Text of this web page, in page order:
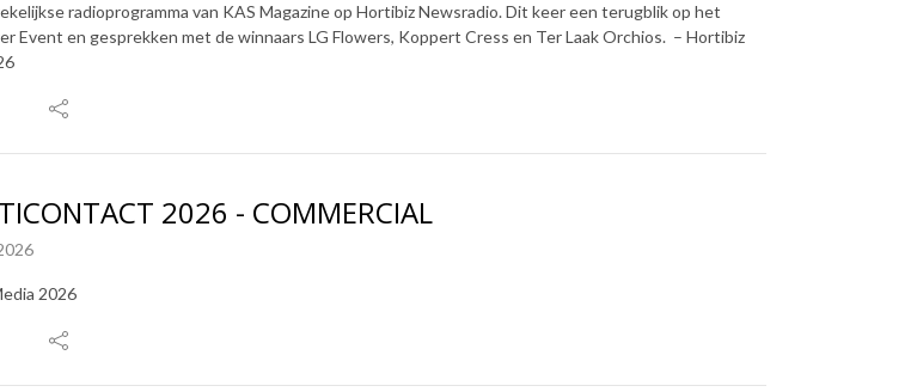
radioprogramma van KAS Magazine op Hortibiz Newsradio. Dit keer een terugblik op het
Event en gesprekken met de winnaars LG Flowers, Koppert Cress en Ter Laak Orchios. – Hortibiz
2026 - COMMERCIAL
2026